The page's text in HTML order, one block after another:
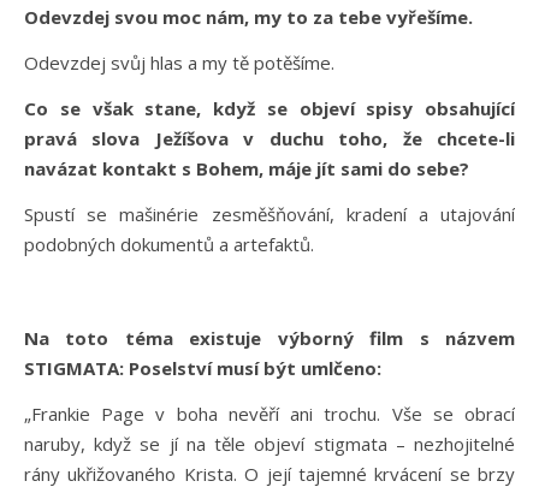
Odevzdej svou moc nám, my to za tebe vyřešíme.
Odevzdej svůj hlas a my tě potěšíme.
Co se však stane, když se objeví spisy obsahující
pravá slova Ježíšova v duchu toho, že chcete-li
navázat kontakt s Bohem, máje jít sami do sebe?
Spustí se mašinérie zesměšňování, kradení a utajování
podobných dokumentů a artefaktů.
Na toto téma existuje výborný film s názvem
STIGMATA: Poselství musí být umlčeno:
„Frankie Page v boha nevěří ani trochu. Vše se obrací
naruby, když se jí na těle objeví stigmata – nezhojitelné
rány ukřižovaného Krista. O její tajemné krvácení se brzy